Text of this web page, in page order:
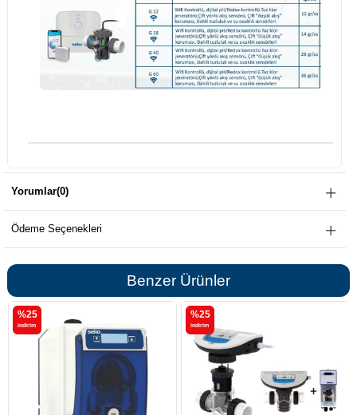
Yorumlar(0)
Ödeme Seçenekleri
Benzer Ürünler
i̇ndirim